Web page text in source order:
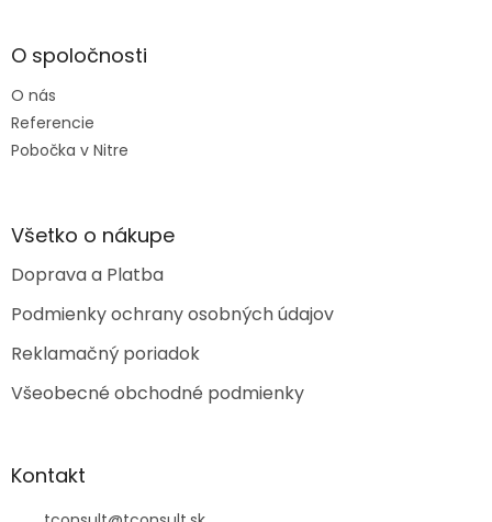
ä
e
O spoločnosti
O nás
Referencie
Pobočka v Nitre
Všetko o nákupe
Doprava a Platba
Podmienky ochrany osobných údajov
Reklamačný poriadok
Všeobecné obchodné podmienky
Kontakt